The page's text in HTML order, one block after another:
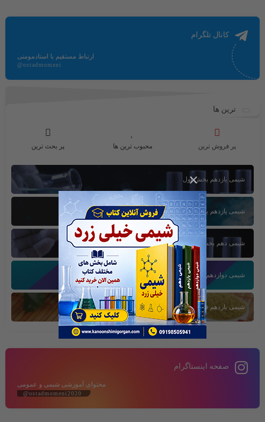
×
کانال تلگرام
ارتباط مستقیم با استادمومنی
@ostadmomeni
ترین ها
پر فروش ترین محبوب ترین ها پر بحث ترین
شیمی یازدهم بخش اول
شیمی یازدهم بخش سوم
شیمی دهم بخش اول
شیمی دوازدهم بخش سوم
شیمی یازدهم فصل دوم
صفحه اینستاگرام
محتوای آموزشی شیمی و عمومی
@ostadmomeni2020